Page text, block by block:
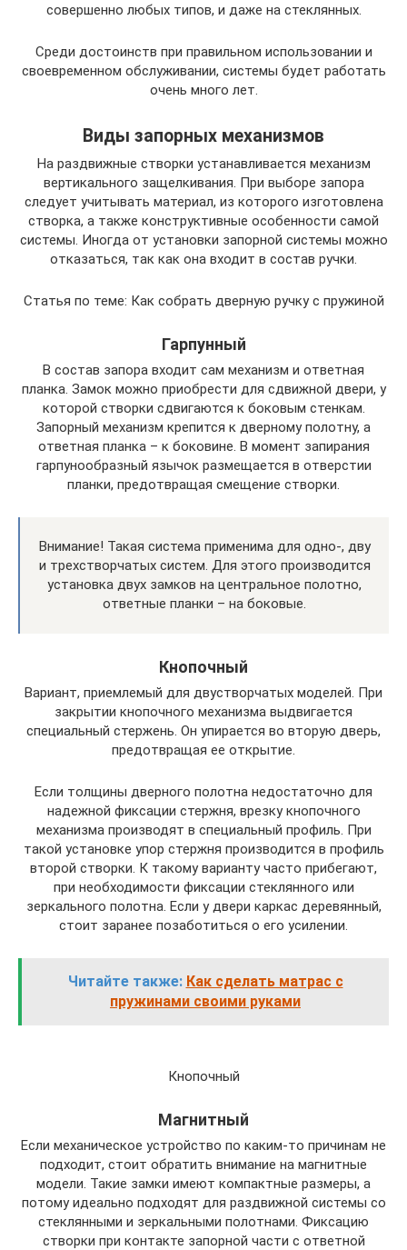
совершенно любых типов, и даже на стеклянных.
Среди достоинств при правильном использовании и
своевременном обслуживании, системы будет работать
очень много лет.
Виды запорных механизмов
На раздвижные створки устанавливается механизм
вертикального защелкивания. При выборе запора
следует учитывать материал, из которого изготовлена
створка, а также конструктивные особенности самой
системы. Иногда от установки запорной системы можно
отказаться, так как она входит в состав ручки.
Статья по теме: Как собрать дверную ручку с пружиной
Гарпунный
В состав запора входит сам механизм и ответная
планка. Замок можно приобрести для сдвижной двери, у
которой створки сдвигаются к боковым стенкам.
Запорный механизм крепится к дверному полотну, а
ответная планка – к боковине. В момент запирания
гарпунообразный язычок размещается в отверстии
планки, предотвращая смещение створки.
Внимание! Такая система применима для одно-, дву
и трехстворчатых систем. Для этого производится
установка двух замков на центральное полотно,
ответные планки – на боковые.
Кнопочный
Вариант, приемлемый для двустворчатых моделей. При
закрытии кнопочного механизма выдвигается
специальный стержень. Он упирается во вторую дверь,
предотвращая ее открытие.
Если толщины дверного полотна недостаточно для
надежной фиксации стержня, врезку кнопочного
механизма производят в специальный профиль. При
такой установке упор стержня производится в профиль
второй створки. К такому варианту часто прибегают,
при необходимости фиксации стеклянного или
зеркального полотна. Если у двери каркас деревянный,
стоит заранее позаботиться о его усилении.
Читайте также: Как сделать матрас с
пружинами своими руками
Кнопочный
Магнитный
Если механическое устройство по каким-то причинам не
подходит, стоит обратить внимание на магнитные
модели. Такие замки имеют компактные размеры, а
потому идеально подходят для раздвижной системы со
стеклянными и зеркальными полотнами. Фиксацию
створки при контакте запорной части с ответной